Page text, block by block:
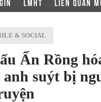
& SOCIAL
Ấn Rồng
anh suýt bị